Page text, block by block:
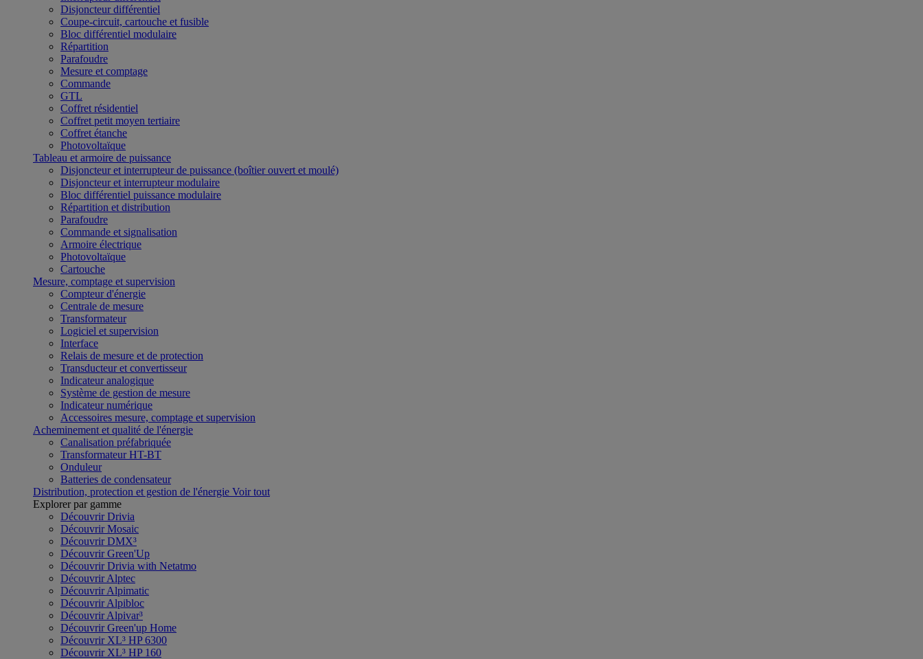
Disjoncteur différentiel
Coupe-circuit, cartouche et fusible
Bloc différentiel modulaire
Répartition
Parafoudre
Mesure et comptage
Commande
GTL
Coffret résidentiel
Coffret petit moyen tertiaire
Coffret étanche
Photovoltaïque
Tableau et armoire de puissance
Disjoncteur et interrupteur de puissance (boîtier ouvert et moulé)
Disjoncteur et interrupteur modulaire
Bloc différentiel puissance modulaire
Répartition et distribution
Parafoudre
Commande et signalisation
Armoire électrique
Photovoltaïque
Cartouche
Mesure, comptage et supervision
Compteur d'énergie
Centrale de mesure
Transformateur
Logiciel et supervision
Interface
Relais de mesure et de protection
Transducteur et convertisseur
Indicateur analogique
Système de gestion de mesure
Indicateur numérique
Accessoires mesure, comptage et supervision
Acheminement et qualité de l'énergie
Canalisation préfabriquée
Transformateur HT-BT
Onduleur
Batteries de condensateur
Distribution, protection et gestion de l'énergie Voir tout
Explorer par gamme
Découvrir Drivia
Découvrir Mosaic
Découvrir DMX³
Découvrir Green'Up
Découvrir Drivia with Netatmo
Découvrir Alptec
Découvrir Alpimatic
Découvrir Alpibloc
Découvrir Alpivar³
Découvrir Green'up Home
Découvrir XL³ HP 6300
Découvrir XL³ HP 160